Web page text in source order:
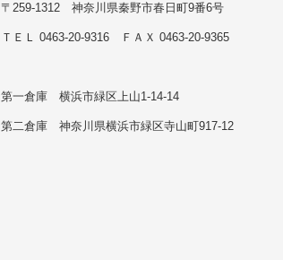
〒259-1312 神奈川県秦野市春日町9番6号
ＴＥＬ 0463-20-9316 ＦＡＸ 0463-20-9365
第一倉庫 横浜市緑区上山1-14-14
第二倉庫 神奈川県横浜市緑区寺山町917-12